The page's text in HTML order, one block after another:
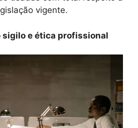
vigente.
sigilo e ética profissional